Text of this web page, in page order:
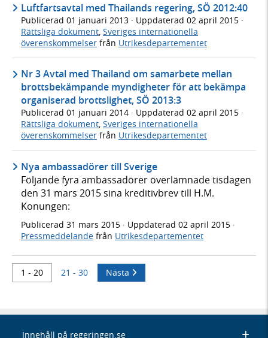
Luftfartsavtal med Thailands regering, SÖ 2012:40
Publicerad 01 januari 2013 · Uppdaterad 02 april 2015 ·
Rättsliga dokument Sveriges internationella
överenskommelser från Utrikesdepartementet
Nr 3 Avtal med Thailand om samarbete mellan
brottsbekämpande myndigheter för att bekämpa
organiserad brottslighet, SÖ 2013:3
Publicerad 01 januari 2014 · Uppdaterad 02 april 2015 ·
Rättsliga dokument, Sveriges internationella
överenskommelser från Utrikesdepartementet
Nya ambassadörer till Sverige
Följande fyra ambassadörer överlämnade tisdagen
den 31 mars 2015 sina kreditivbrev till H.M.
Konungen:
Publicerad 31 mars 2015 · Uppdaterad 02 april 2015 ·
Pressmeddelande från Utrikesdepartementet
1 - 20 21 - 30 Nästa
Innehåll på regeringen.se